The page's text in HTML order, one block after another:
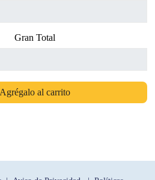
Gran Total
Agrégalo al carrito